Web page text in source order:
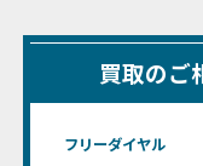
買取のご
フリーダイヤル